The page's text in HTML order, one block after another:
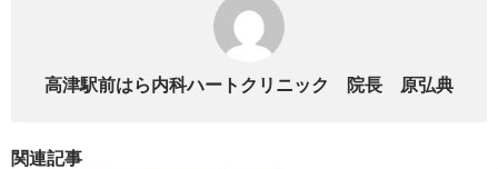
高津駅前はら内科ハートクリニック 院長 原弘典
関連記事